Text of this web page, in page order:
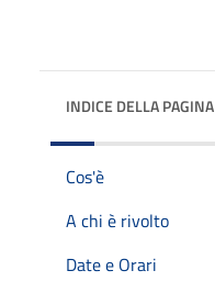
INDICE DELLA PAGINA
Cos'è
A chi è rivolto
Date e Orari